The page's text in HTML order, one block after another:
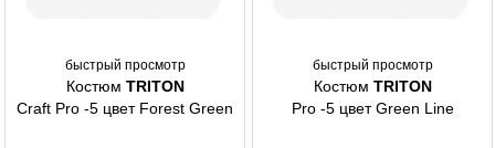
быстрый просмотр
Костюм TRITON
Craft Pro -5 цвет Forest Green
быстрый просмотр
Костюм TRITON
Pro -5 цвет Green Line